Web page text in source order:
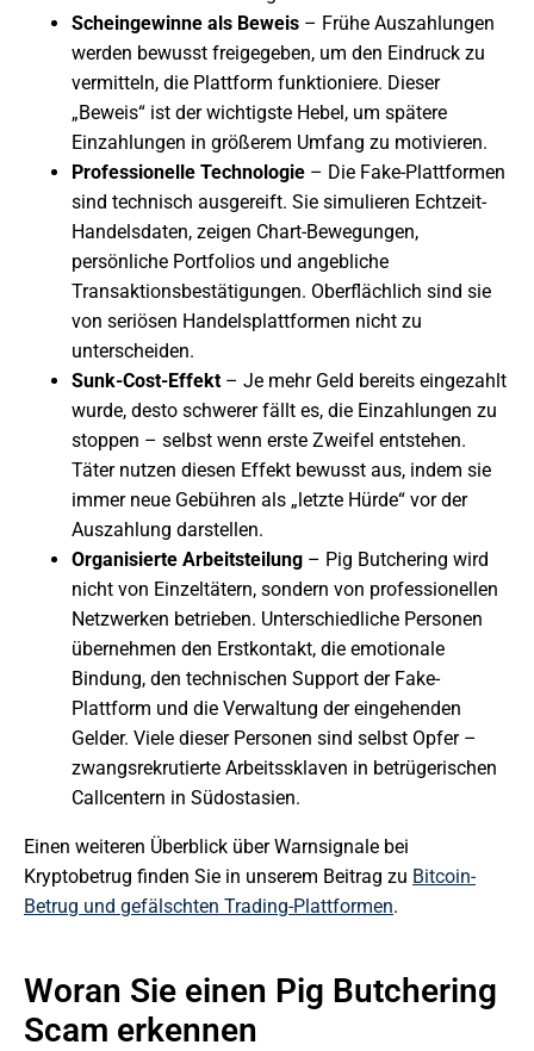
Scheingewinne als Beweis – Frühe Auszahlungen
werden bewusst freigegeben, um den Eindruck zu
vermitteln, die Plattform funktioniere. Dieser
„Beweis“ ist der wichtigste Hebel, um spätere
Einzahlungen in größerem Umfang zu motivieren.
Professionelle Technologie – Die Fake-Plattformen
sind technisch ausgereift. Sie simulieren Echtzeit-
Handelsdaten, zeigen Chart-Bewegungen,
persönliche Portfolios und angebliche
Transaktionsbestätigungen. Oberflächlich sind sie
von seriösen Handelsplattformen nicht zu
unterscheiden.
Sunk-Cost-Effekt – Je mehr Geld bereits eingezahlt
wurde, desto schwerer fällt es, die Einzahlungen zu
stoppen – selbst wenn erste Zweifel entstehen.
Täter nutzen diesen Effekt bewusst aus, indem sie
immer neue Gebühren als „letzte Hürde“ vor der
Auszahlung darstellen.
Organisierte Arbeitsteilung – Pig Butchering wird
nicht von Einzeltätern, sondern von professionellen
Netzwerken betrieben. Unterschiedliche Personen
übernehmen den Erstkontakt, die emotionale
Bindung, den technischen Support der Fake-
Plattform und die Verwaltung der eingehenden
Gelder. Viele dieser Personen sind selbst Opfer –
zwangsrekrutierte Arbeitssklaven in betrügerischen
Callcentern in Südostasien.
Einen weiteren Überblick über Warnsignale bei
Kryptobetrug finden Sie in unserem Beitrag zu Bitcoin-
Betrug und gefälschten Trading-Plattformen.
Woran Sie einen Pig Butchering
Scam erkennen